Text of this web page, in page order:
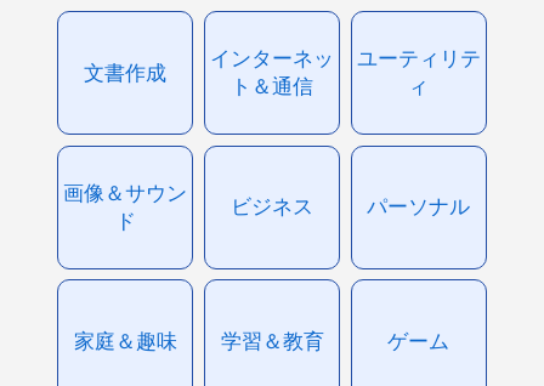
文書作成
インターネッ
ト＆通信
ユーティリテ
ィ
画像＆サウン
ド
ビジネス パーソナル
家庭＆趣味 学習＆教育 ゲーム